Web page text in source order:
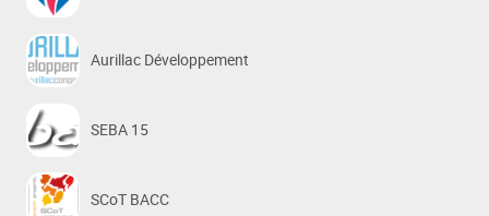
Aurillac Développement
SEBA 15
SCoT BACC